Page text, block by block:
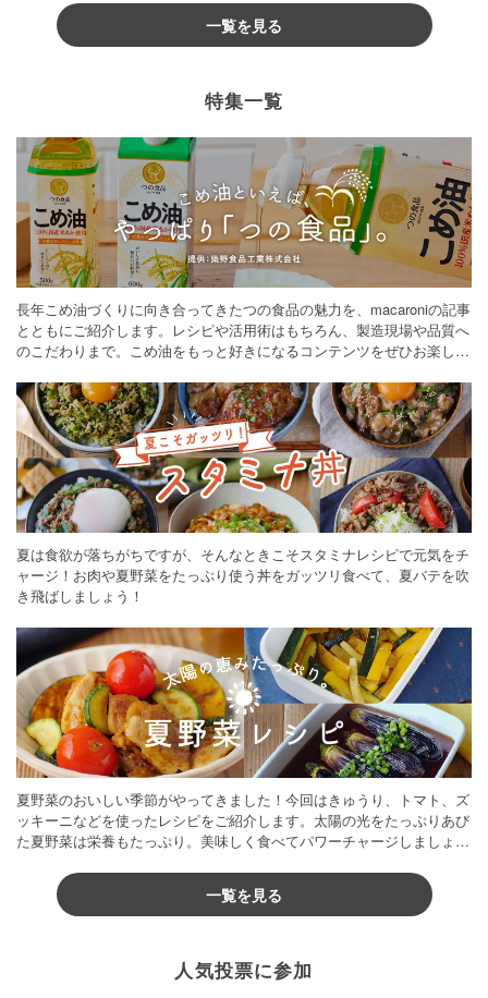
一覧を見る
特集一覧
長年こめ油づくりに向き合ってきたつの食品の魅力を、macaroniの記事
とともにご紹介します。レシピや活用術はもちろん、製造現場や品質へ
のこだわりまで。こめ油をもっと好きになるコンテンツをぜひお楽しみ
夏は食欲が落ちがちですが、そんなときこそスタミナレシピで元気をチ
ャージ！お肉や夏野菜をたっぷり使う丼をガッツリ食べて、夏バテを吹
き飛ばしましょう！
夏野菜のおいしい季節がやってきました！今回はきゅうり、トマト、ズ
ッキーニなどを使ったレシピをご紹介します。太陽の光をたっぷりあび
た夏野菜は栄養もたっぷり。美味しく食べてパワーチャージしましょう
一覧を見る
人気投票に参加